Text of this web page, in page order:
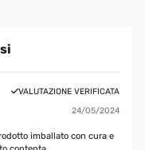
VALUTAZIONE VERIFICATA
24/05/2024
imballato con cura e